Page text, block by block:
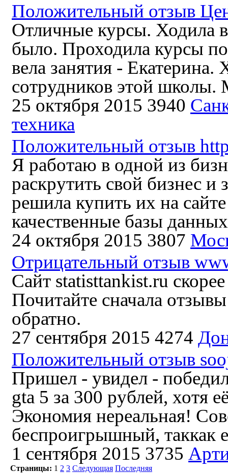
Положительный отзыв
Отличные курсы. Ходила
было. Проходила курсы
вела занятия -
сотрудников этой школы.
25 октября 2015 3940
техника
Положительный отзыв
Я работаю в одной из
раскрутить свой бизнес и
решила купить их на
качественные базы
24 октября 2015 3807
Отрицательный отзыв
Сайт statisttankist.ru
Почитайте сначала
обратно.
27 сентября 2015 4274
Положительный отзыв
Пришел - увидел -
gta 5 за 300 рублей, хотя
Экономия нереальная!
беспроигрышный, таккак
1 сентября 2015 3735
Страницы: 1 2 3 Следующая Последняя